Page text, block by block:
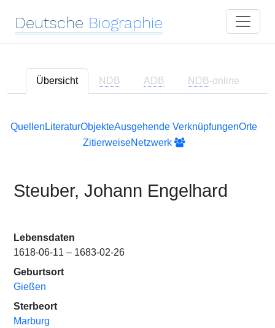
Deutsche Biographie
Übersicht NDB ADB NDB-online
Quellen LiteraturObjekteAusgehende VerknüpfungenOrte
ZitierweiseNetzwerk
Steuber, Johann Engelhard
Lebensdaten
1618-06-11 – 1683-02-26
Geburtsort
Gießen
Sterbeort
Marburg